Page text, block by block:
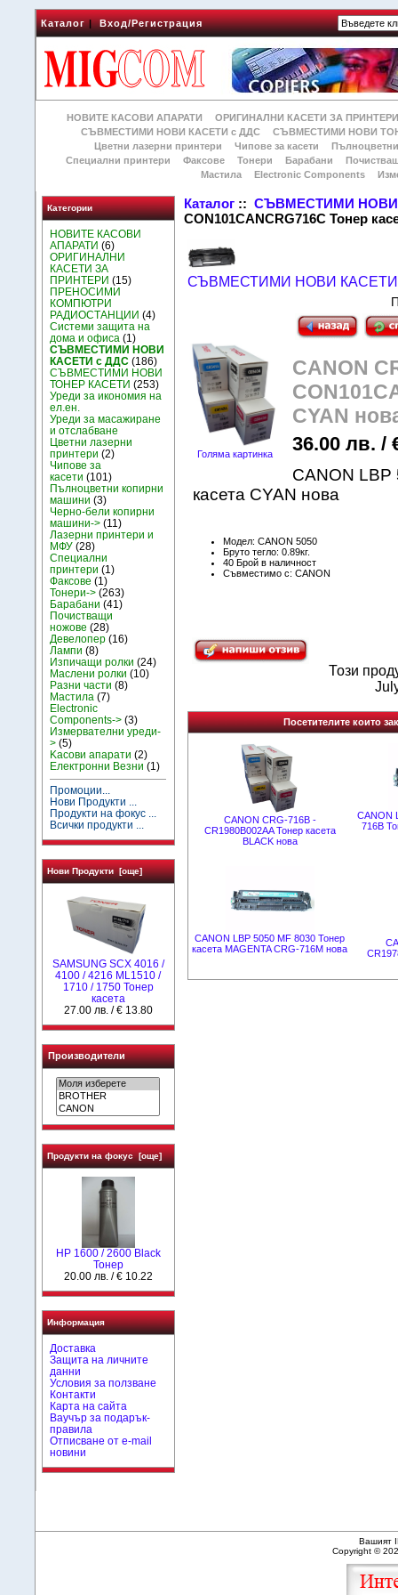
Каталог|Вход/Регистрация
НОВИТЕ КАСОВИ АПАРАТИ
ОРИГИНАЛНИ КАСЕТИ ЗА
СЪВМЕСТИМИ НОВИ КАСЕТИ с ДДС
СЪВМЕСТИМИ НОВИ
Цветни лазерни принтери
Чипове за касети
Специални принтери
Факсове Тонери Барабани
Мастила
Electronic Components
Категории
НОВИТЕ КАСОВИ
АПАРАТИ (6)
ОРИГИНАЛНИ
КАСЕТИ ЗА
ПРИНТЕРИ (15)
ПРЕНОСИМИ
КОМПЮТРИ
РАДИОСТАНЦИИ (4)
Системи защита на
дома и офиса (1)
СЪВМЕСТИМИ НОВИ
КАСЕТИ с ДДС (186)
СЪВМЕСТИМИ НОВИ
ТОНЕР КАСЕТИ (253)
Уреди за икономия на
ел.ен.
Уреди за масажиране
и отслабване
Цветни лазерни
принтери (2)
Чипове за
касети (101)
Пълноцветни копирни
машини (3)
Черно-бели копирни
машини-> (11)
Лазерни принтери и
МФУ (28)
Специални
принтери (1)
Факсове (1)
Тонери-> (263)
Барабани (41)
Почистващи
ножове (28)
Девелопер (16)
Лампи (8)
Изпичащи ролки (24)
Маслени ролки (10)
Разни части (8)
Мастила (7)
Electronic
Components-> (3)
Измервателни уреди-
> (5)
Kасови апарати (2)
Електронни Везни (1)
Промоции...
Нови Продукти ...
Продукти на фокус ...
Всички продукти ...
Нови Продукти [още]
SAMSUNG SCX 4016 /
4100 / 4216 ML1510 /
1710 / 1750 Тонер
касета
27.00 лв. / € 13.80
Производители
Продукти на фокус [още]
HР 1600 / 2600 Black
Тонер
20.00 лв. / € 10.22
Информация
Доставка
Защита на личните
данни
Условия за ползване
Контакти
Карта на сайта
Ваучър за подарък-
правила
Отписване от e-mail
новини
Каталог ::СЪВМЕСТИМИ НОВИ
CON101CANCRG716C Тонер
СЪВМЕСТИМИ НОВИ КАСЕТИ
Голяма картинка
CANON
CYAN
36.00 лв. /
CANON
касета CYAN нова
Модел: CANON 5050
Бруто тегло: 0.89кг.
40 Брой в наличност
Съвместимо с: CANON
Този
Посетителите които
CANON CRG-716B -
CR1980B002AA Тонер касета
BLACK нова
CANON
716B
CANON LBP 5050 MF 8030 Тонер
касета MAGENTA CRG-716M нова
Вашият
Copyright ©